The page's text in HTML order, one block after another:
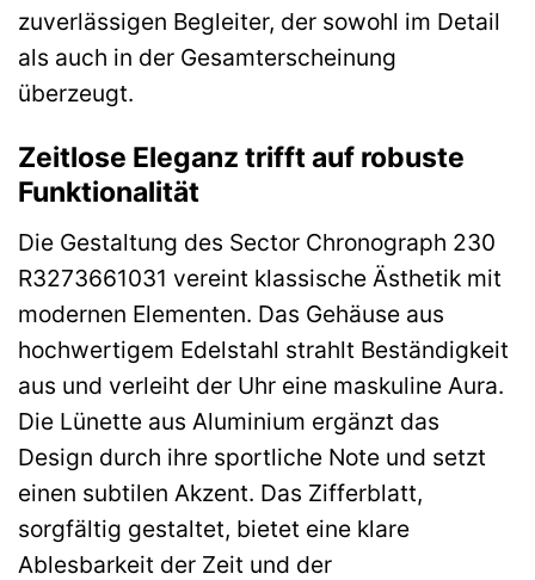
zuverlässigen Begleiter, der sowohl im Detail
als auch in der Gesamterscheinung
überzeugt.
Zeitlose Eleganz trifft auf robuste
Funktionalität
Die Gestaltung des Sector Chronograph 230
R3273661031 vereint klassische Ästhetik mit
modernen Elementen. Das Gehäuse aus
hochwertigem Edelstahl strahlt Beständigkeit
aus und verleiht der Uhr eine maskuline Aura.
Die Lünette aus Aluminium ergänzt das
Design durch ihre sportliche Note und setzt
einen subtilen Akzent. Das Zifferblatt,
sorgfältig gestaltet, bietet eine klare
Ablesbarkeit der Zeit und der